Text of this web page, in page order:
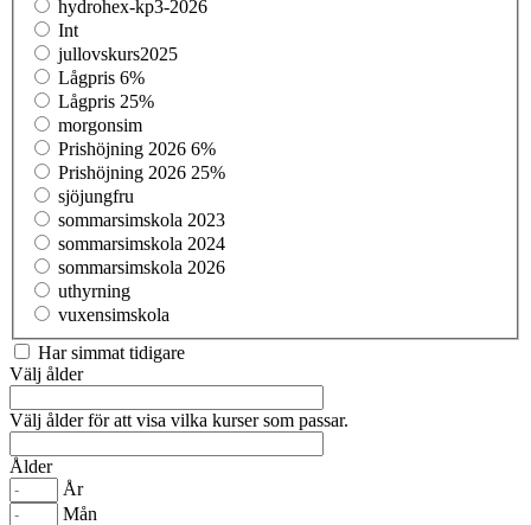
hydrohex-kp3-2026
Int
jullovskurs2025
Lågpris 6%
Lågpris 25%
morgonsim
Prishöjning 2026 6%
Prishöjning 2026 25%
sjöjungfru
sommarsimskola 2023
sommarsimskola 2024
sommarsimskola 2026
uthyrning
vuxensimskola
Har simmat tidigare
Välj ålder
Välj ålder för att visa vilka kurser som passar.
Ålder
År
Mån